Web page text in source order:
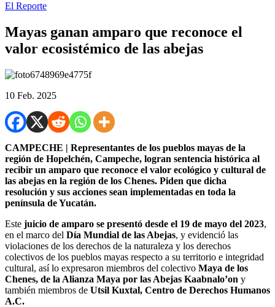
El Reporte
Mayas ganan amparo que reconoce el
valor ecosistémico de las abejas
10 Feb. 2025
CAMPECHE | Representantes de los pueblos mayas de la
región de Hopelchén, Campeche, logran sentencia histórica al
recibir un amparo que reconoce el valor ecológico y cultural de
las abejas en la región de los Chenes. Piden que dicha
resolución y sus acciones sean implementadas en toda la
península de Yucatán.
Este juicio de amparo se presentó desde el 19 de mayo del 2023,
en el marco del Día Mundial de las Abejas, y evidenció las
violaciones de los derechos de la naturaleza y los derechos
colectivos de los pueblos mayas respecto a su territorio e integridad
cultural, así lo expresaron miembros del colectivo Maya de los
Chenes, de la Alianza Maya por las Abejas Kaabnalo’on y
también miembros de Utsil Kuxtal, Centro de Derechos Humanos
A.C.